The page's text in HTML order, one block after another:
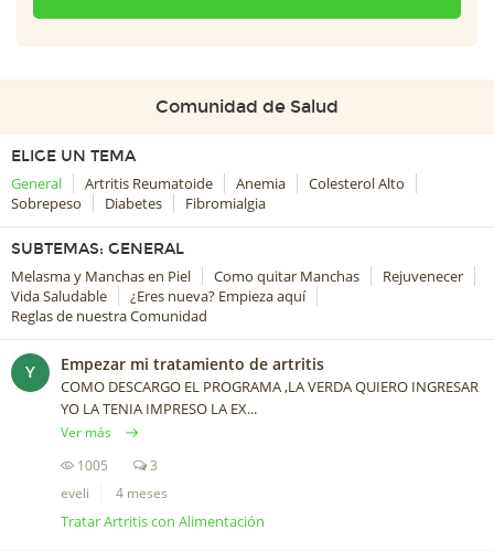
Comunidad de Salud
ELIGE UN TEMA
General Artritis Reumatoide Anemia
Colesterol Alto
Sobrepeso
Diabetes Fibromialgia
SUBTEMAS: GENERAL
Melasma y Manchas en Piel Como quitar Manchas
Rejuvenecer
Vida Saludable
¿Eres nueva? Empieza aquí
Reglas de nuestra Comunidad
Y Empezar mi tratamiento de artritis
COMO DESCARGO EL PROGRAMA ,LA VERDA QUIERO INGRESAR
YO LA TENIA IMPRESO LA EX...
Ver más
1005
3
eveli
4 meses
Tratar Artritis con Alimentación